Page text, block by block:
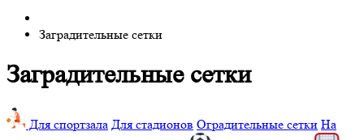
Заградительные сетки
Заградительные сетки
Для спортзала Для стадионов Оградительные сетки На